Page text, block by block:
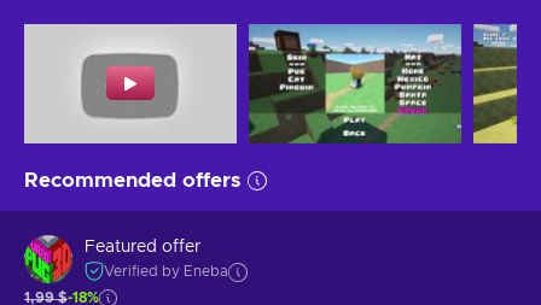
Recommended offers
Featured offer
Verified by Eneba
1,99 $-18%